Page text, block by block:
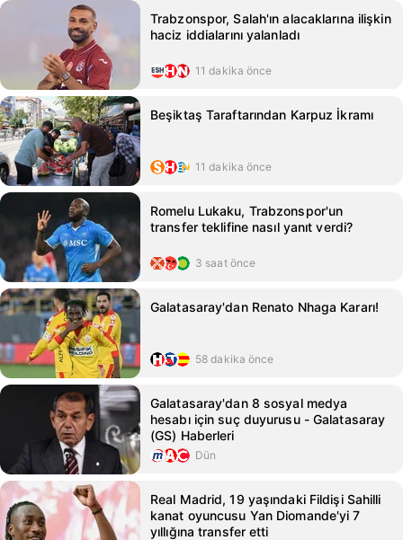
Trabzonspor, Salah'ın alacaklarına ilişkin
haciz iddialarını yalanladı
11 dakika önce
Beşiktaş Taraftarından Karpuz İkramı
11 dakika önce
Romelu Lukaku, Trabzonspor'un
transfer teklifine nasıl yanıt verdi?
3 saat önce
Galatasaray'dan Renato Nhaga Kararı!
58 dakika önce
Galatasaray'dan 8 sosyal medya
hesabı için suç duyurusu - Galatasaray
(GS) Haberleri
Dün
Real Madrid, 19 yaşındaki Fildişi Sahilli
kanat oyuncusu Yan Diomande'yi 7
yıllığına transfer etti